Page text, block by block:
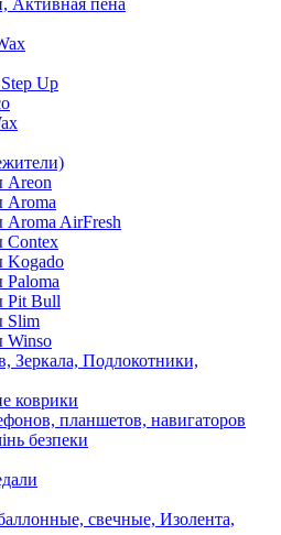
Активная пена
Up
Areon
Aroma
Aroma AirFresh
Contex
Kogado
Paloma
Pit Bull
Slim
Winso
Зеркала, Подлокотники,
коврики
планшетов, навигаторов
безпеки
свечные, Изолента,